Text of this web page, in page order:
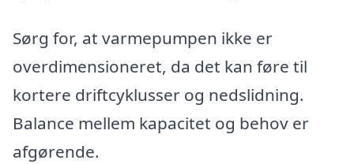
Sørg for, at varmepumpen ikke er
overdimensioneret, da det kan føre til
kortere driftcyklusser og nedslidning.
Balance mellem kapacitet og behov er
afgørende.